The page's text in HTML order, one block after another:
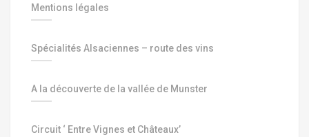
Mentions légales
Spécialités Alsaciennes – route des vins
A la découverte de la vallée de Munster
Circuit ‘ Entre Vignes et Châteaux’